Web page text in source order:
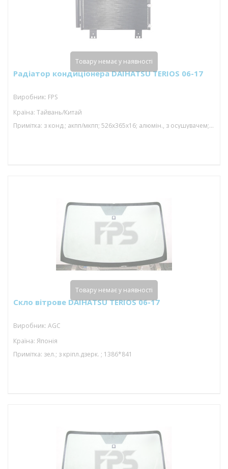
Радіатор кондиціонера DAIHATSU TERIOS 06-17
Виробник: FPS
Країна: Тайвань/Китай
Примітка: з конд.; акпп/мкпп; 526x365x16; алюмін., з осушувачем; (1.5)
Товару немає у наявності
Скло вітрове DAIHATSU TERIOS 06-17
Виробник: AGC
Країна: Японія
Примітка: зел.; з кріпл.дзерк. ; 1386*841
Товару немає у наявності